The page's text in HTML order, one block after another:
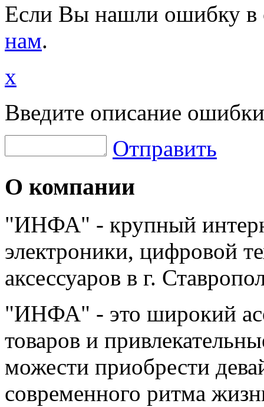
Если Вы нашли ошибку в
нам.
x
Введите описание
Отправить
О компании
"ИНФА" - крупный
электроники, цифровой
аксессуаров в г.
"ИНФА" - это широкий
товаров и
можести приобрести
современного ритма